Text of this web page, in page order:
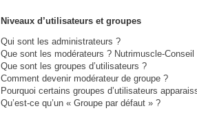
Niveaux d’utilisateurs et groupes
Qui sont les administrateurs ?
Que sont les modérateurs ? Nutrimuscle-Conseil
Que sont les groupes d’utilisateurs ?
Comment devenir modérateur de groupe ?
Pourquoi certains groupes d’utilisateurs
Qu’est-ce qu’un « Groupe par défaut » ?